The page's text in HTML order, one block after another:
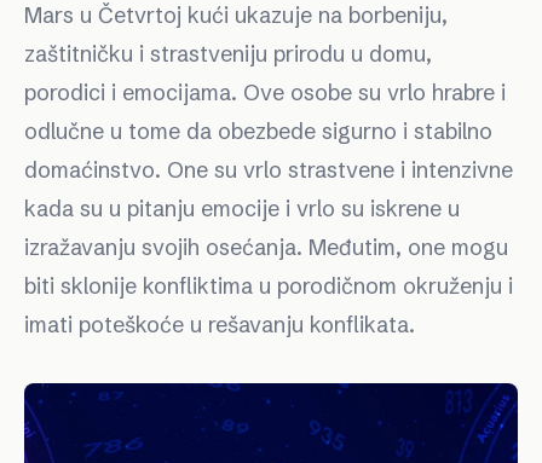
Mars u Četvrtoj kući ukazuje na borbeniju,
zaštitničku i strastveniju prirodu u domu,
porodici i emocijama. Ove osobe su vrlo hrabre i
odlučne u tome da obezbede sigurno i stabilno
domaćinstvo. One su vrlo strastvene i intenzivne
kada su u pitanju emocije i vrlo su iskrene u
izražavanju svojih osećanja. Međutim, one mogu
biti sklonije konfliktima u porodičnom okruženju i
imati poteškoće u rešavanju konflikata.